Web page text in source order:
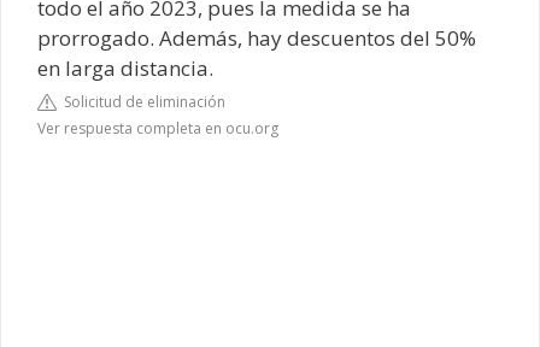
todo el año 2023, pues la medida se ha
prorrogado. Además, hay descuentos del 50%
en larga distancia.
Solicitud de eliminación
Ver respuesta completa en ocu.org